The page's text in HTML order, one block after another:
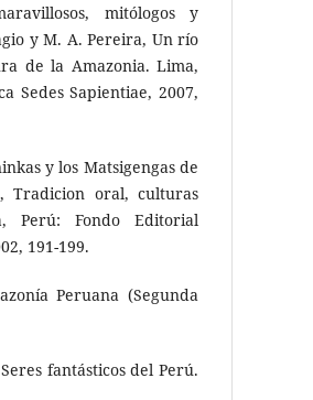
mitólogos y
y M. A. Pereira, Un río
de la Amazonia. Lima,
Sedes Sapientiae, 2007,
y los Matsigengas de
Tradicion oral, culturas
Perú: Fondo Editorial
191-199.
Peruana (Segunda
fantásticos del Perú.